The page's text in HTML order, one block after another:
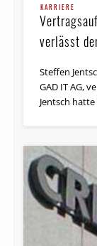
KARRIERE
verlässt
Steffen
GAD IT AG,
Jentsch